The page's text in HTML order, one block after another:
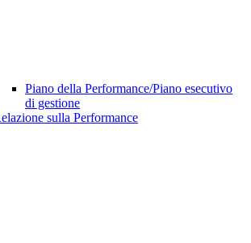
Piano della Performance/Piano esecutivo
di gestione
sulla Performance